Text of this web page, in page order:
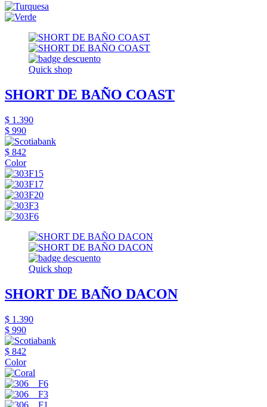
Quick shop
SHORT DE BAÑO COAST
$ 1.390
$ 990
$ 842
Color
Quick shop
SHORT DE BAÑO DACON
$ 1.390
$ 990
$ 842
Color